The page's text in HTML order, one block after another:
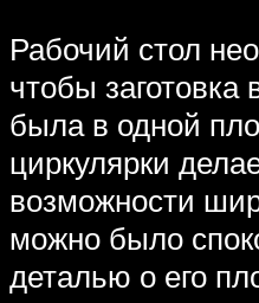
Рабочий стол
чтобы
была в одной
циркулярки
возможности
можно было
деталью о его